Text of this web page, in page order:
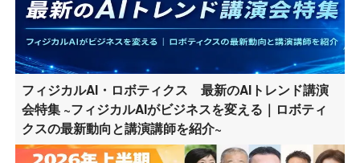
フィジカルAI・ロボティクス 最新のAIトレンド講演
会特集 ~フィジカルAIがビジネスを変える｜ロボティ
クスの最新動向と講演講師を紹介~